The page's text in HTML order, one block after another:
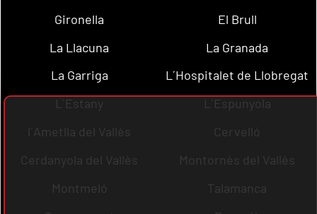
Gironella
El Brull
La Llacuna
La Granada
La Garriga
L´Hospitalet de Llobregat
L´Estany
L´Espunyola
l´Ametlla del Vallès
Cervelló
Cerdanyola del Vallès
Montornès del Vallès
Montmeló
Talamanca